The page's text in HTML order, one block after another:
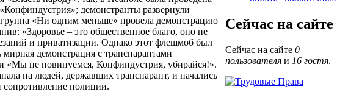
демонстранты развернули
«Ни одним меньше» провела демонстрацию
«Здоровье – это общественное благо, оно не
и приватизации. Однако этот флешмоб был
демонстрация с транспарантами
«Мы не повинуемся, Конфиндустрия, убирайся!».
на людей, державших транспарант, и начались
сопротивление полиции.
Сейчас на сайте
Сейчас на сайте 0
пользователя и 16 гостя.